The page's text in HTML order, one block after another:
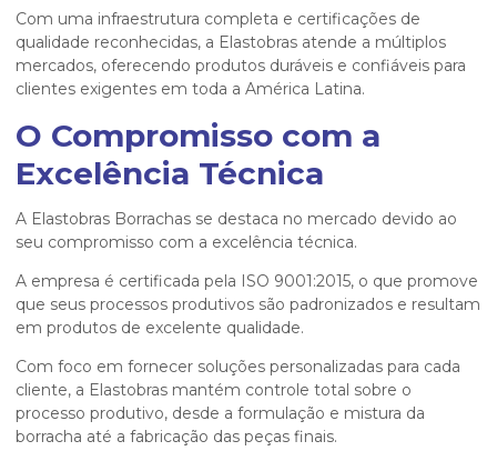
Com uma infraestrutura completa e certificações de
qualidade reconhecidas, a Elastobras atende a múltiplos
mercados, oferecendo produtos duráveis e confiáveis para
clientes exigentes em toda a América Latina.
O Compromisso com a
Excelência Técnica
A Elastobras Borrachas se destaca no mercado devido ao
seu compromisso com a excelência técnica.
A empresa é certificada pela ISO 9001:2015, o que promove
que seus processos produtivos são padronizados e resultam
em produtos de excelente qualidade.
Com foco em fornecer soluções personalizadas para cada
cliente, a Elastobras mantém controle total sobre o
processo produtivo, desde a formulação e mistura da
borracha até a fabricação das peças finais.